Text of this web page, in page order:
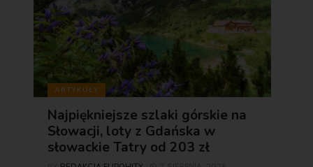
ARTYKUŁY
Najpiękniejsze szlaki górskie na
Słowacji, loty z Gdańska w
słowackie Tatry od 203 zł